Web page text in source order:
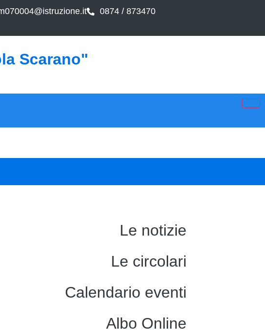
0874 / 873470
Scarano"
Le notizie
Le circolari
Calendario eventi
Albo Online